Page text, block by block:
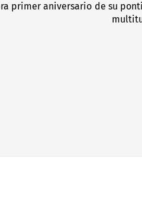
primer aniversario de su